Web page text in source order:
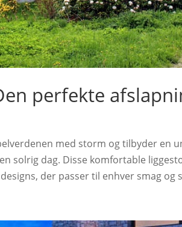
perfekte
med storm og tilbyder en
solrig dag. Disse komfortable
der passer til enhver smag og